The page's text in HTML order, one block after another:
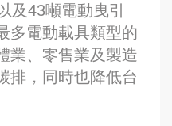
及43噸電動曳引
多電動載具類型的
業、零售業及製造
排，同時也降低台